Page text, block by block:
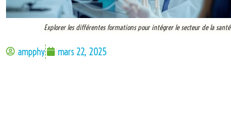
Explorer les différentes formations pour intégrer le secteur de la santé
ampphy mars 22, 2025